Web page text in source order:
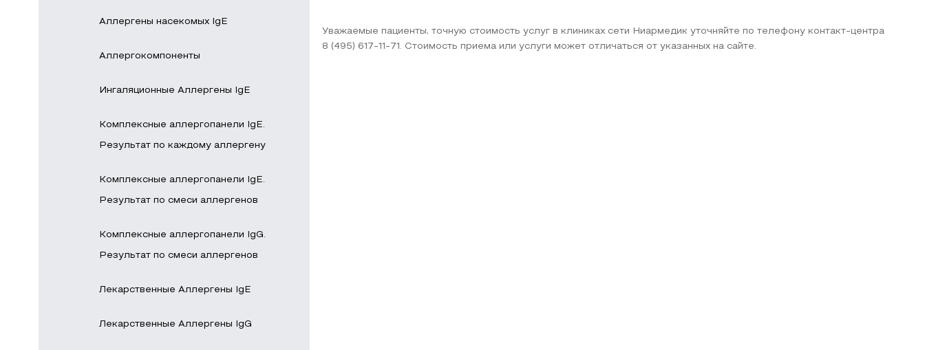
Аллергены насекомых IgE
Аллергокомпоненты
Ингаляционные Аллергены IgE
Комплексные аллергопанели IgE.
Результат по каждому аллергену
Комплексные аллергопанели IgE.
Результат по смеси аллергенов
Комплексные аллергопанели IgG.
Результат по смеси аллергенов
Лекарственные Аллергены IgE
Лекарственные Аллергены IgG
Уважаемые пациенты, точную стоимость услуг в клиниках сети Ниармедик уточняйте по телефону контакт-центра
8 (495) 617-11-71. Стоимость приема или услуги может отличаться от указанных на сайте.